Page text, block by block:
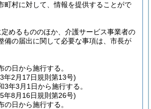
町村に対して、情報を提供することがで
定めるもののほか、介護サービス事業者の
備の届出に関して必要な事項は、市長が
の日から施行する。
年2月17日規則第13号)
3年3月1日から施行する。
年8月16日規則第26号)
の日から施行する。